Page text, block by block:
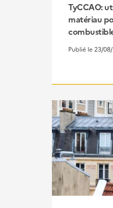
TyCCAO:
matériau
Publié le 23/